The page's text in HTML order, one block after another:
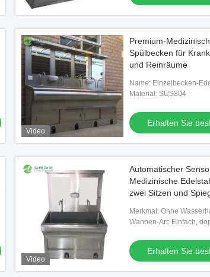
Zentrales Überwachungssystem für die
Operationszimmer - All-in-One-
Bedienlösung mit 6-Systemintegration
Erhalten Sie besten Preis
Video
Premium-
Spülbecken für
und Reinräume
Name: Einzelbecken-
Material: SUS304
Erhalten Sie
Video
Automatischer
Medizinische
zwei Sitzen und
Merkmal: Ohne
Wasserhähne,
Wasserhahn,
Wannen-Art: Einfach,
Erhalten Sie